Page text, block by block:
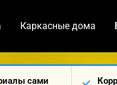
Каркасные дома
сами